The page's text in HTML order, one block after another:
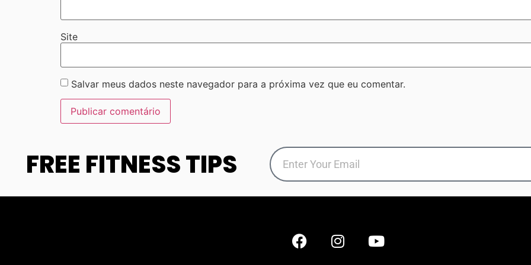
Site
Salvar meus dados neste navegador para a próxima vez que eu comentar.
FREE FITNESS TIPS